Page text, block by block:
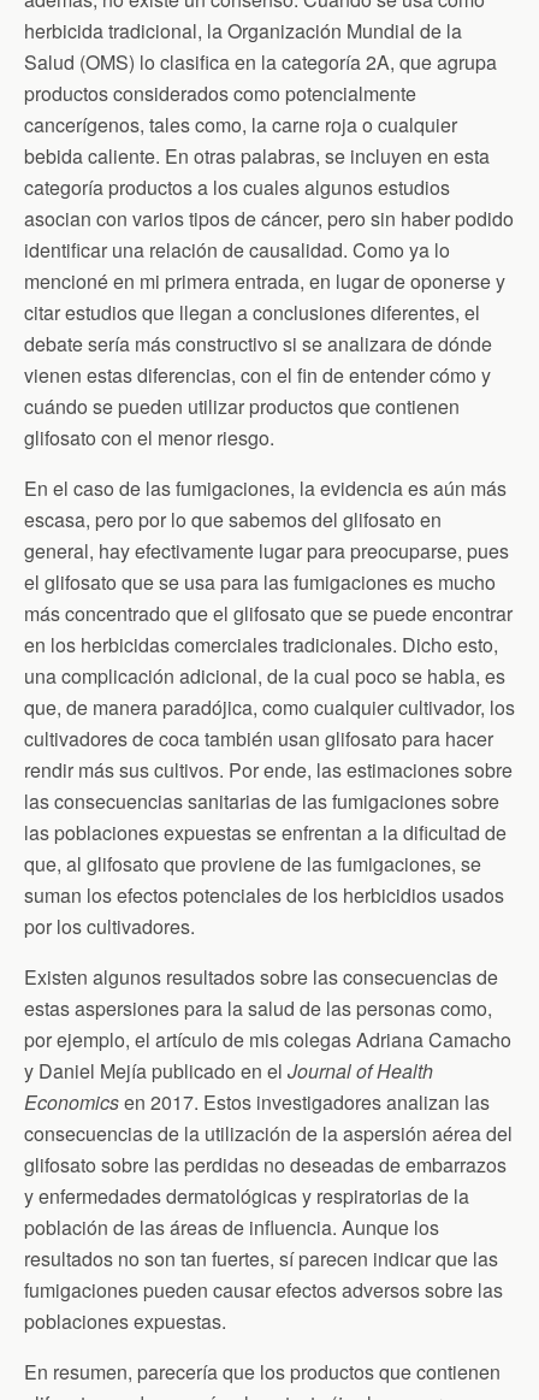
herbicida tradicional, la Organización Mundial de la
Salud (OMS) lo clasifica en la categoría 2A, que agrupa
productos considerados como potencialmente
cancerígenos, tales como, la carne roja o cualquier
bebida caliente. En otras palabras, se incluyen en esta
categoría productos a los cuales algunos estudios
asocian con varios tipos de cáncer, pero sin haber podido
identificar una relación de causalidad. Como ya lo
mencioné en mi primera entrada, en lugar de oponerse y
citar estudios que llegan a conclusiones diferentes, el
debate sería más constructivo si se analizara de dónde
vienen estas diferencias, con el fin de entender cómo y
cuándo se pueden utilizar productos que contienen
glifosato con el menor riesgo.
En el caso de las fumigaciones, la evidencia es aún más
escasa, pero por lo que sabemos del glifosato en
general, hay efectivamente lugar para preocuparse, pues
el glifosato que se usa para las fumigaciones es mucho
más concentrado que el glifosato que se puede encontrar
en los herbicidas comerciales tradicionales. Dicho esto,
una complicación adicional, de la cual poco se habla, es
que, de manera paradójica, como cualquier cultivador, los
cultivadores de coca también usan glifosato para hacer
rendir más sus cultivos. Por ende, las estimaciones sobre
las consecuencias sanitarias de las fumigaciones sobre
las poblaciones expuestas se enfrentan a la dificultad de
que, al glifosato que proviene de las fumigaciones, se
suman los efectos potenciales de los herbicidios usados
por los cultivadores.
Existen algunos resultados sobre las consecuencias de
estas aspersiones para la salud de las personas como,
por ejemplo, el artículo de mis colegas Adriana Camacho
y Daniel Mejía publicado en el Journal of Health
Economicsen 2017. Estos investigadores analizan las
consecuencias de la utilización de la aspersión aérea del
glifosato sobre las perdidas no deseadas de embarrazos
y enfermedades dermatológicas y respiratorias de la
población de las áreas de influencia. Aunque los
resultados no son tan fuertes, sí parecen indicar que las
fumigaciones pueden causar efectos adversos sobre las
poblaciones expuestas.
En resumen, parecería que los productos que contienen